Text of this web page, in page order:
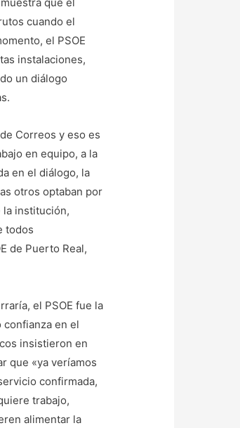
cuando el
el PSOE
instalaciones,
un diálogo
Correos y eso es
en equipo, a la
en el diálogo, la
otros optaban por
la institución,
todos
de Puerto Real,
el PSOE fue la
en el
insistieron en
que «ya veríamos
confirmada,
trabajo,
alimentar la